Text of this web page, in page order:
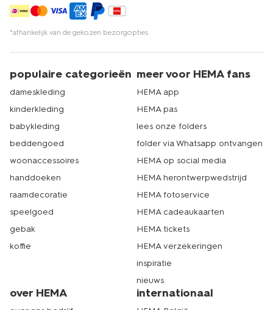
*afhankelijk van de gekozen bezorgopties
populaire categorieën
dameskleding
kinderkleding
babykleding
beddengoed
woonaccessoires
handdoeken
raamdecoratie
speelgoed
gebak
koffie
meer voor HEMA fans
HEMA app
HEMA pas
lees onze folders
folder via Whatsapp ontvangen
HEMA op social media
HEMA herontwerpwedstrijd
HEMA fotoservice
HEMA cadeaukaarten
HEMA tickets
HEMA verzekeringen
inspiratie
nieuws
over HEMA internationaal